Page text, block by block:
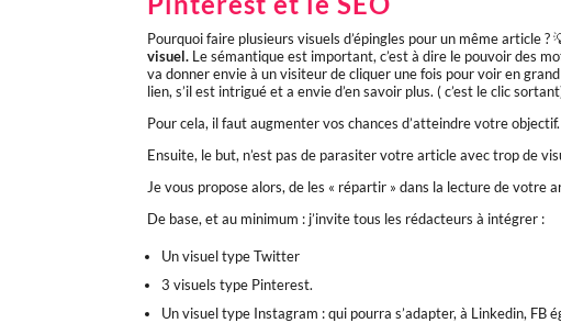
Pourquoi faire plusieurs visuels d’épingles pour un même article
visuel. Le sémantique est important, c’est à dire le pouvoir des
va donner envie à un visiteur de cliquer une fois pour voir en
lien, s’il est intrigué et a envie d’en savoir plus. ( c’est le clic
Pour cela, il faut augmenter vos chances d’atteindre votre
Ensuite, le but, n’est pas de parasiter votre article avec trop de
Je vous propose alors, de les « répartir » dans la lecture de votre
De base, et au minimum : j’invite tous les rédacteurs à intégrer :
Un visuel type Twitter
3 visuels type Pinterest.
Un visuel type Instagram : qui pourra s’adapter, à Linkedin, FB